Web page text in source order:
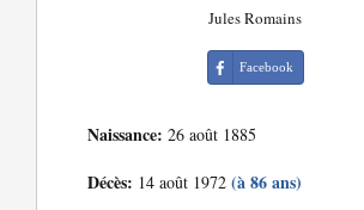
Jules Romains
Facebook
Naissance: 26 août 1885
Décès: 14 août 1972(à 86 ans)